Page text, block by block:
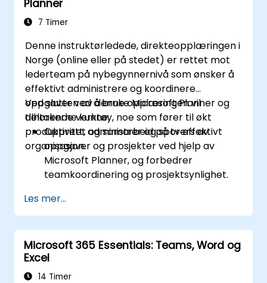
Planner
7 Timer
Denne instruktørledede, direkteopplæringen i
Norge (online eller på stedet) er rettet mot
lederteam på nybegynnernivå som ønsker å
effektivt administrere og koordinere
oppgaver ved å bruke Microsoft Planner og
tilhørende verktøy, noe som fører til økt
produktivitet og samarbeid på tvers av
organisasjon.
Ved slutten av denne opplæringen vil
deltakerne kunne:
Opprett, administrer og spor effektivt
oppgaver og prosjekter ved hjelp av
Microsoft Planner, og forbedrer
teamkoordinering og prosjektsynlighet.
oppgaver, del oppgavelister og
samarbeid om oppgaver ved å bruke
Microsoft To Do.
Bruk Microsoft Loop-komponenter for
sanntidssamarbeid, integrer dem sømløst
i prosjekter og møter, og forbedre
Les mer...
Microsoft 365 Essentials: Teams, Word og
Excel
14 Timer